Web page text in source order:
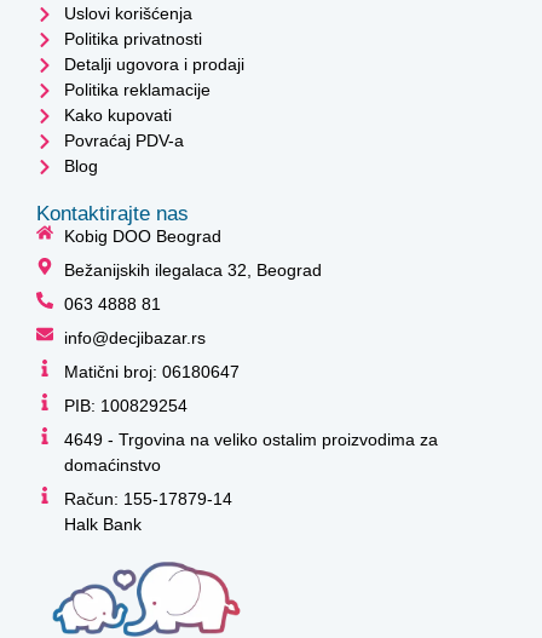
Uslovi korišćenja
Politika privatnosti
Detalji ugovora i prodaji
Politika reklamacije
Kako kupovati
Povraćaj PDV-a
Blog
Kontaktirajte nas
Kobig DOO Beograd
Bežanijskih ilegalaca 32, Beograd
063 4888 81
info@decjibazar.rs
Matični broj: 06180647
PIB: 100829254
4649 - Trgovina na veliko ostalim proizvodima za
domaćinstvo
Račun: 155-17879-14
Halk Bank